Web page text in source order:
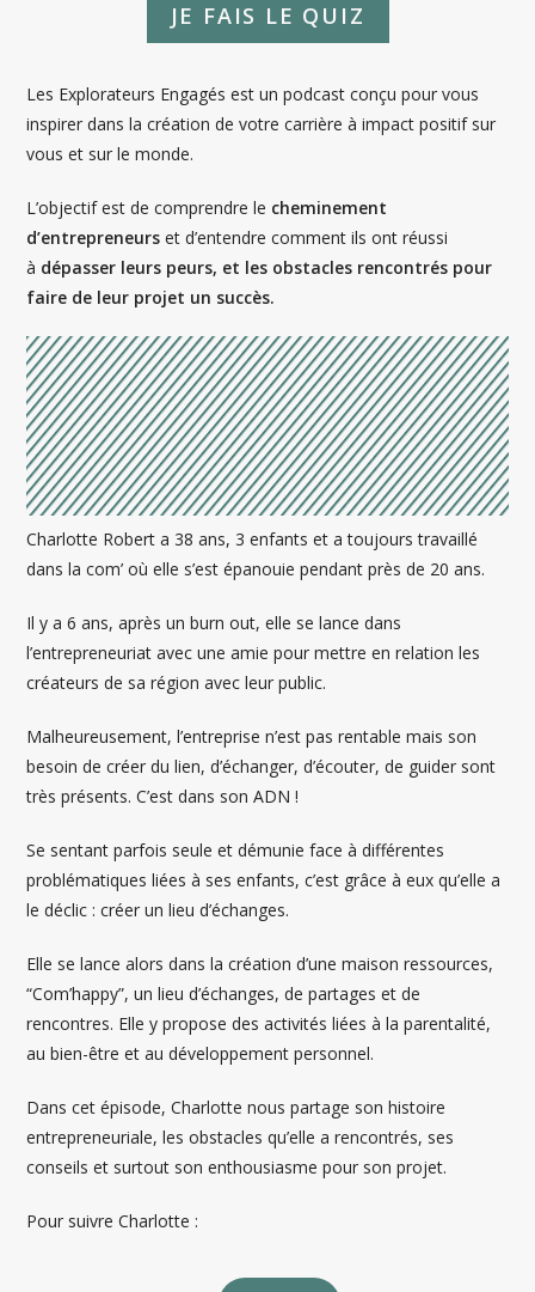
JE FAIS LE QUIZ
Les Explorateurs Engagés est un podcast conçu pour vous
inspirer dans la création de votre carrière à impact positif sur
vous et sur le monde.
L’objectif est de comprendre le cheminement
d’entrepreneurs et d’entendre comment ils ont réussi
à dépasser leurs peurs, et les obstacles rencontrés pour
faire de leur projet un succès.
Charlotte Robert a 38 ans, 3 enfants et a toujours travaillé
dans la com’ où elle s’est épanouie pendant près de 20 ans.
Il y a 6 ans, après un burn out, elle se lance dans
l’entrepreneuriat avec une amie pour mettre en relation les
créateurs de sa région avec leur public.
Malheureusement, l’entreprise n’est pas rentable mais son
besoin de créer du lien, d’échanger, d’écouter, de guider sont
très présents. C’est dans son ADN !
Se sentant parfois seule et démunie face à différentes
problématiques liées à ses enfants, c’est grâce à eux qu’elle a
le déclic : créer un lieu d’échanges.
Elle se lance alors dans la création d’une maison ressources,
“Com’happy”, un lieu d’échanges, de partages et de
rencontres. Elle y propose des activités liées à la parentalité,
au bien-être et au développement personnel.
Dans cet épisode, Charlotte nous partage son histoire
entrepreneuriale, les obstacles qu’elle a rencontrés, ses
conseils et surtout son enthousiasme pour son projet.
Pour suivre Charlotte :